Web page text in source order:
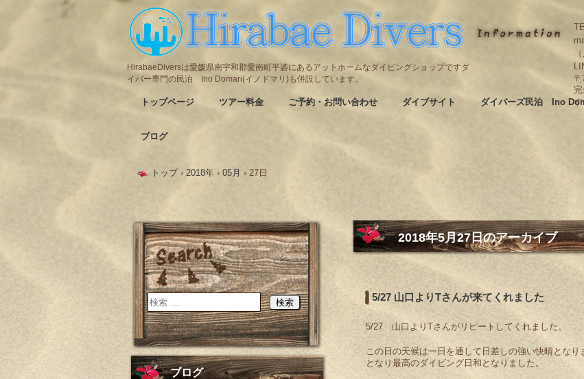
HirabaeDiversは愛媛県南宇和郡愛南町平碆にあるアットホームなダイビングショップですダ
イバー専門の民泊 Ino Domari(イノドマリ)も併設しています。
〒
す
トップページ ツアー料金 ご予約・お問い合わせ ダイブサイト ダイバーズ民泊 Ino
ブログ
トップ › 2018年 › 05月 › 27日
2018年5月27日のアーカイブ
5/27 山口よりTさんが来てくれました
5/27 山口よりTさんがリピートしてくれました。
この日の天候は一日を通して日差しの強い快晴とな
となり最高のダイビング日和となりました。
ブログ